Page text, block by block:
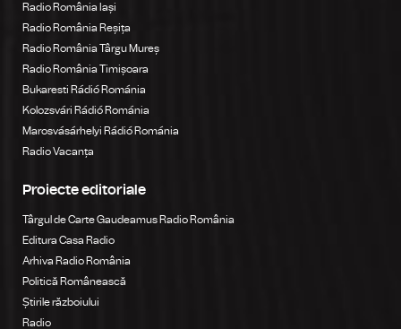
Radio România Iași
Radio România Reșița
Radio România Târgu Mureș
Radio România Timișoara
Bukaresti Rádió Románia
Kolozsvári Rádió Románia
Marosvásárhelyi Rádió Románia
Radio Vacanța
Proiecte editoriale
Târgul de Carte Gaudeamus Radio România
Editura Casa Radio
Arhiva Radio România
Politică Românească
Știrile războiului
Radio